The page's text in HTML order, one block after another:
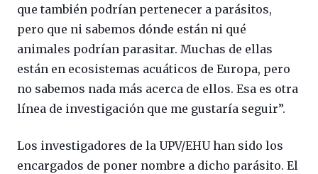
que también podrían pertenecer a parásitos,
pero que ni sabemos dónde están ni qué
animales podrían parasitar. Muchas de ellas
están en ecosistemas acuáticos de Europa, pero
no sabemos nada más acerca de ellos. Esa es otra
línea de investigación que me gustaría seguir”.
Los investigadores de la UPV/EHU han sido los
encargados de poner nombre a dicho parásito. El